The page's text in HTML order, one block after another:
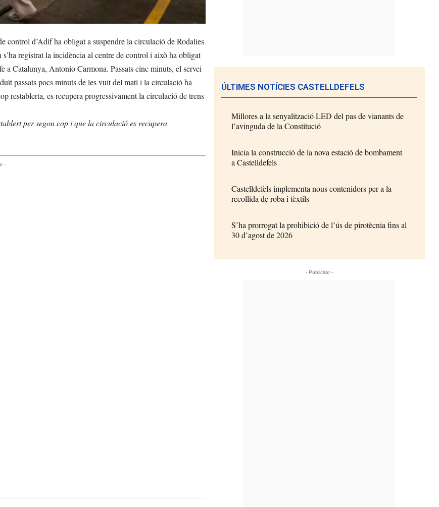
control d’Adif ha obligat a suspendre la circulació de Rodalies
registrat la incidència al centre de control i això ha obligat
a Catalunya, Antonio Carmona. Passats cinc minuts, el servei
passats pocs minuts de les vuit del matí i la circulació ha
restablerta, es recupera progressivament la circulació de trens
per segon cop i que la circulació es recupera
-
ÚLTIMES NOTÍCIES CASTELLDEFELS
Millores a la senyalització LED del pas de vianants de
l’avinguda de la Constitució
Inicia la construcció de la nova estació de bombament
a Castelldefels
Castelldefels implementa nous contenidors per a la
recollida de roba i tèxtils
S’ha prorrogat la prohibició de l’ús de pirotècnia fins al
30 d’agost de 2026
- Publicitat -